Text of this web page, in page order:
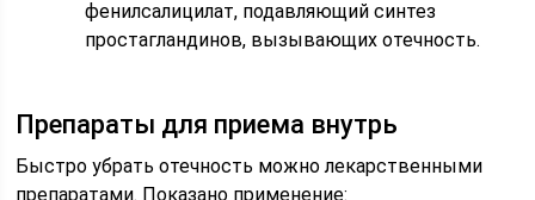
фенилсалицилат, подавляющий синтез
простагландинов, вызывающих отечность.
Препараты для приема внутрь
Быстро убрать отечность можно лекарственными
препаратами. Показано применение: